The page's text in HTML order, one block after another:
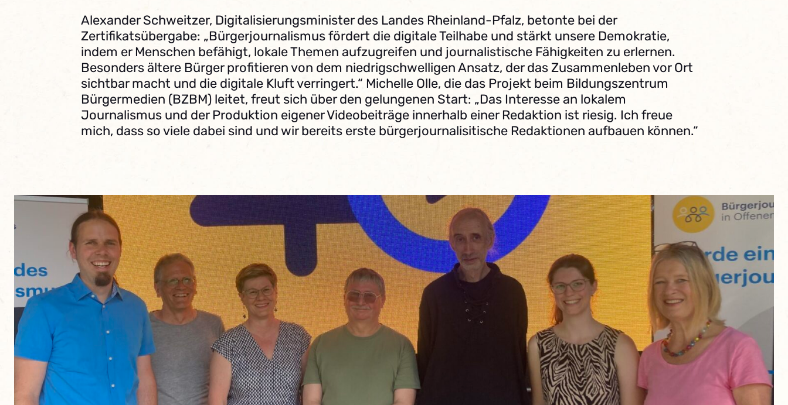
Alexander Schweitzer, Digitalisierungsminister des Landes Rheinland-Pfalz, betonte bei der
Zertifikatsübergabe: „Bürgerjournalismus fördert die digitale Teilhabe und stärkt unsere Demokratie,
indem er Menschen befähigt, lokale Themen aufzugreifen und journalistische Fähigkeiten zu erlernen.
Besonders ältere Bürger profitieren von dem niedrigschwelligen Ansatz, der das Zusammenleben vor Ort
sichtbar macht und die digitale Kluft verringert.“ Michelle Olle, die das Projekt beim Bildungszentrum
Bürgermedien (BZBM) leitet, freut sich über den gelungenen Start: „Das Interesse an lokalem
Journalismus und der Produktion eigener Videobeiträge innerhalb einer Redaktion ist riesig. Ich freue
mich, dass so viele dabei sind und wir bereits erste bürgerjournalisitische Redaktionen aufbauen können.“